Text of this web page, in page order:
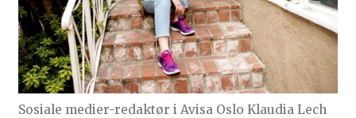
Sosiale medier-redaktør i Avisa Oslo Klaudia Lech